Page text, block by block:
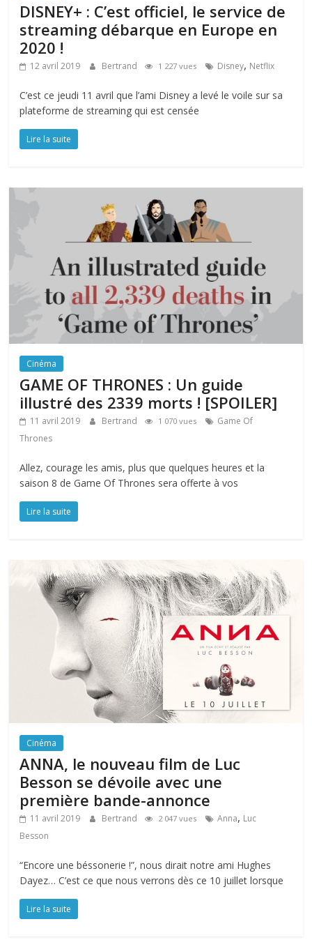
DISNEY+ : C’est officiel, le service de
streaming débarque en Europe en
2020 !
12 avril 2019 Bertrand 1 227 vues Disney, Netflix
C’est ce jeudi 11 avril que l’ami Disney a levé le voile sur sa
plateforme de streaming qui est censée
Lire la suite
Cinéma
GAME OF THRONES : Un guide
illustré des 2339 morts ! [SPOILER]
11 avril 2019 Bertrand 1 070 vues
Game Of
Thrones
Allez, courage les amis, plus que quelques heures et la
saison 8 de Game Of Thrones sera offerte à vos
Lire la suite
Cinéma
ANNA, le nouveau film de Luc
Besson se dévoile avec une
première bande-annonce
11 avril 2019 Bertrand 2 047 vues Anna, Luc
Besson
“Encore une béssonerie !”, nous dirait notre ami Hughes
Dayez… C’est ce que nous verrons dès ce 10 juillet lorsque
Lire la suite